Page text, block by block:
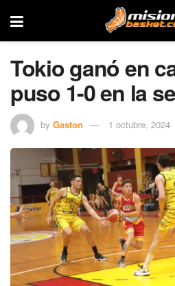
Tokio ganó en
puso 1-0 en la
by Gaston 1 octubre, 2024